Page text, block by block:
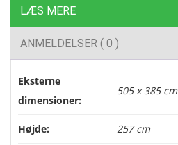
LÆS MERE
ANMELDELSER ( 0 )
Eksterne
dimensioner:
505 x 385 cm
Højde: 257 cm